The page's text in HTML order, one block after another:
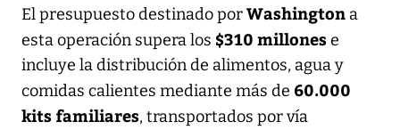
El presupuesto destinado porWashington a
esta operación supera los $310 millonese
incluye la distribución de alimentos, agua y
comidas calientes mediante más de 60.000
kits familiares, transportados por vía